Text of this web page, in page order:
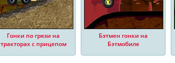
Гонки по грязи на
тракторах с прицепом
Бэтмен гонки на
Бэтмобиле